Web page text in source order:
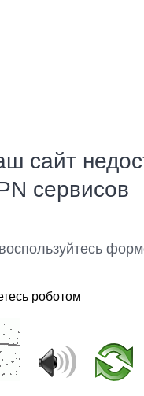
сайт
сервисов
роботом